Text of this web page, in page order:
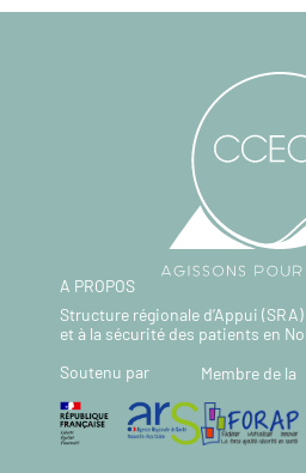
A PROPOS
Structure régionale d’Appui
et à la sécurité des patients en
Soutenu par
Membre de la